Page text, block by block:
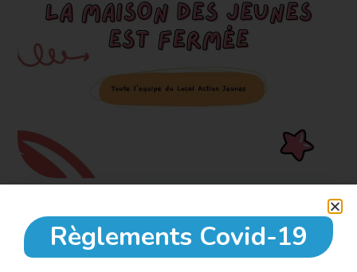
17 juillet, 2023
Règlements Covid-19